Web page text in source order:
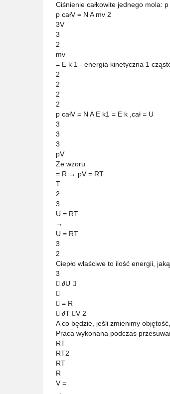
Ciśnienie całkowite jednego mola: p
p całV = N A mv 2
3V
3
2
mv
= E k 1 - energia kinetyczna 1
2
2
2
2
p całV = N A E k1 = E k ,cał = U
3
3
3
pV
Ze wzoru
= R → pV = RT
T
2
3
U = RT
→
U = RT
3
2
Ciepło właściwe to ilość energii,
3
 ∂U 

 = R
 ∂T V 2
A co będzie, jeśli zmienimy
Praca wykonana podczas
RT
RT2
RT
R
V =